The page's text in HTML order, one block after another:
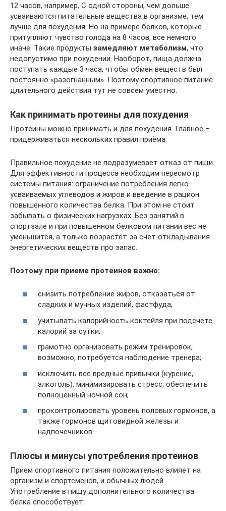
12 часов, например, С одной стороны, чем дольше
усваиваются питательные вещества в организме, тем
лучше для похудения. Но на примере белков, которые
притупляют чувство голода на 8 часов, все немного
иначе. Такие продукты замедляют метаболизм, что
недопустимо при похудении. Наоборот, пища должна
поступать каждые 3 часа, чтобы обмен веществ был
постоянно «разогнанным». Поэтому спортивное питание
длительного действия тут не совсем уместно.
Как принимать протеины для похудения
Протеины можно принимать и для похудения. Главное –
придерживаться нескольких правил приёма.
Правильное похудение не подразумевает отказ от пищи.
Для эффективности процесса необходим пересмотр
системы питания: ограничение потребления легко
усваиваемых углеводов и жиров и введение в рацион
повышенного количества белка. При этом не стоит
забывать о физических нагрузках. Без занятий в
спортзале и при повышенном белковом питании вес не
уменьшится, а только возрастёт за счёт откладывания
энергетических веществ про запас.
Поэтому при приеме протеинов важно:
снизить потребление жиров, отказаться от
сладких и мучных изделий, фастфуда;
учитывать калорийность коктейля при подсчёте
калорий за сутки;
грамотно организовать режим тренировок,
возможно, потребуется наблюдение тренера;
исключить все вредные привычки (курение,
алкоголь), минимизировать стресс, обеспечить
полноценный ночной сон;
проконтролировать уровень половых гормонов, а
также гормонов щитовидной железы и
надпочечников.
Плюсы и минусы употребления протеинов
Прием спортивного питания положительно влияет на
организм и спортсменов, и обычных людей.
Употребление в пищу дополнительного количества
белка способствует: